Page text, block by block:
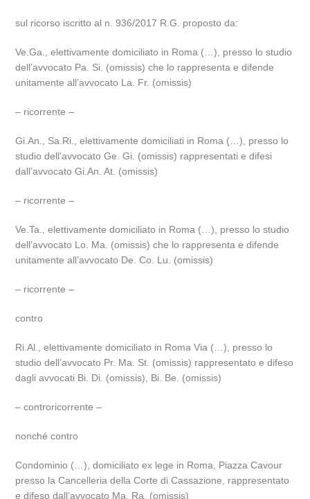
sul ricorso iscritto al n. 936/2017 R.G. proposto da:
Ve.Ga., elettivamente domiciliato in Roma (…), presso lo studio
dell’avvocato Pa. Si. (omissis) che lo rappresenta e difende
unitamente all’avvocato La. Fr. (omissis)
– ricorrente –
Gi.An., Sa.Ri., elettivamente domiciliati in Roma (…), presso lo
studio dell’avvocato Ge. Gi. (omissis) rappresentati e difesi
dall’avvocato Gi.An. At. (omissis)
– ricorrente –
Ve.Ta., elettivamente domiciliato in Roma (…), presso lo studio
dell’avvocato Lo. Ma. (omissis) che lo rappresenta e difende
unitamente all’avvocato De. Co. Lu. (omissis)
– ricorrente –
contro
Ri.Al., elettivamente domiciliato in Roma Via (…), presso lo
studio dell’avvocato Pr. Ma. St. (omissis) rappresentato e difeso
dagli avvocati Bi. Di. (omissis), Bi. Be. (omissis)
– controricorrente –
nonché contro
Condominio (…), domiciliato ex lege in Roma, Piazza Cavour
presso la Cancelleria della Corte di Cassazione, rappresentato
e difeso dall’avvocato Ma. Ra. (omissis)